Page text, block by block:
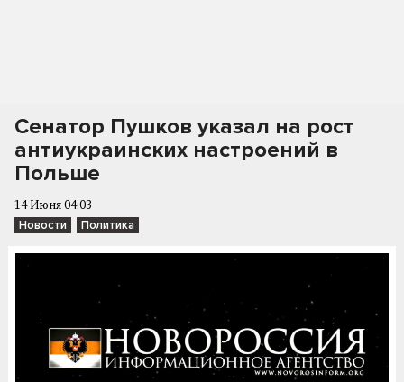
Сенатор Пушков указал на рост
антиукраинских настроений в
Польше
14 Июня 04:03
Новости Политика